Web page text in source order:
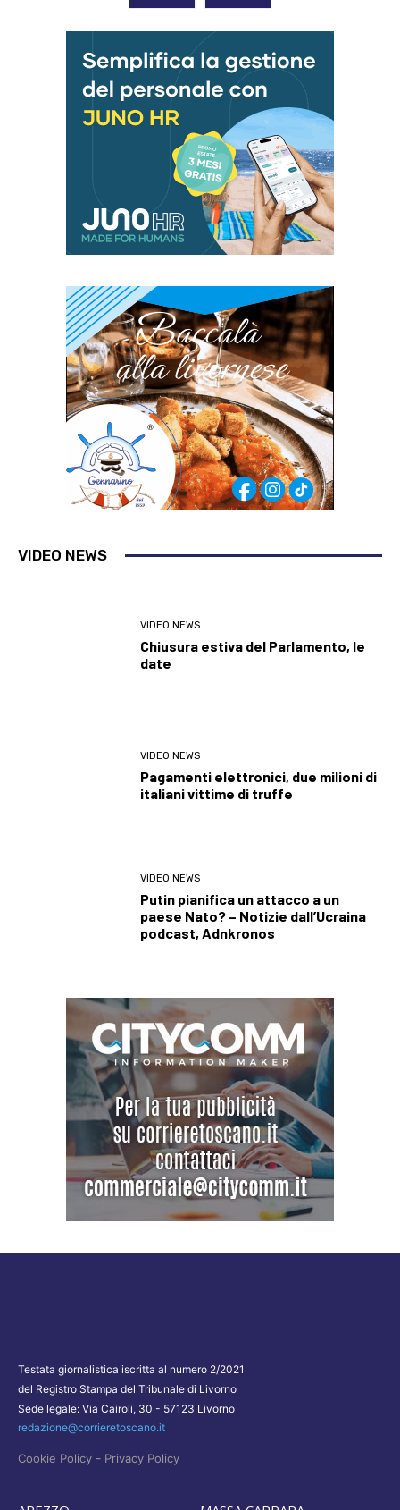
VIDEO NEWS
VIDEO NEWS
Chiusura estiva del Parlamento, le
date
VIDEO NEWS
Pagamenti elettronici, due milioni di
italiani vittime di truffe
VIDEO NEWS
Putin pianifica un attacco a un
paese Nato? – Notizie dall’Ucraina
podcast, Adnkronos
Testata giornalistica iscritta al numero 2/2021
del Registro Stampa del Tribunale di Livorno
Sede legale: Via Cairoli, 30 - 57123 Livorno
redazione@corrieretoscano.it
Cookie Policy - Privacy Policy